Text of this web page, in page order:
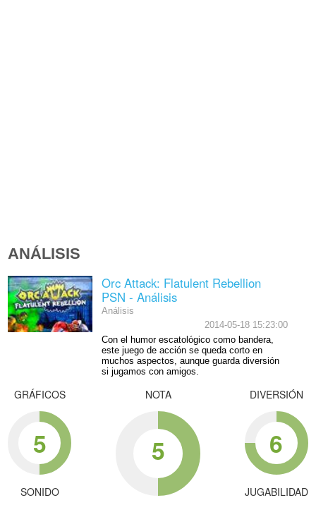
ANÁLISIS
Orc Attack: Flatulent Rebellion
PSN - Análisis
Análisis
2014-05-18 15:23:00
Con el humor escatológico como bandera,
este juego de acción se queda corto en
muchos aspectos, aunque guarda diversión
si jugamos con amigos.
GRÁFICOS
5
SONIDO
NOTA
5
DIVERSIÓN
6
JUGABILIDAD